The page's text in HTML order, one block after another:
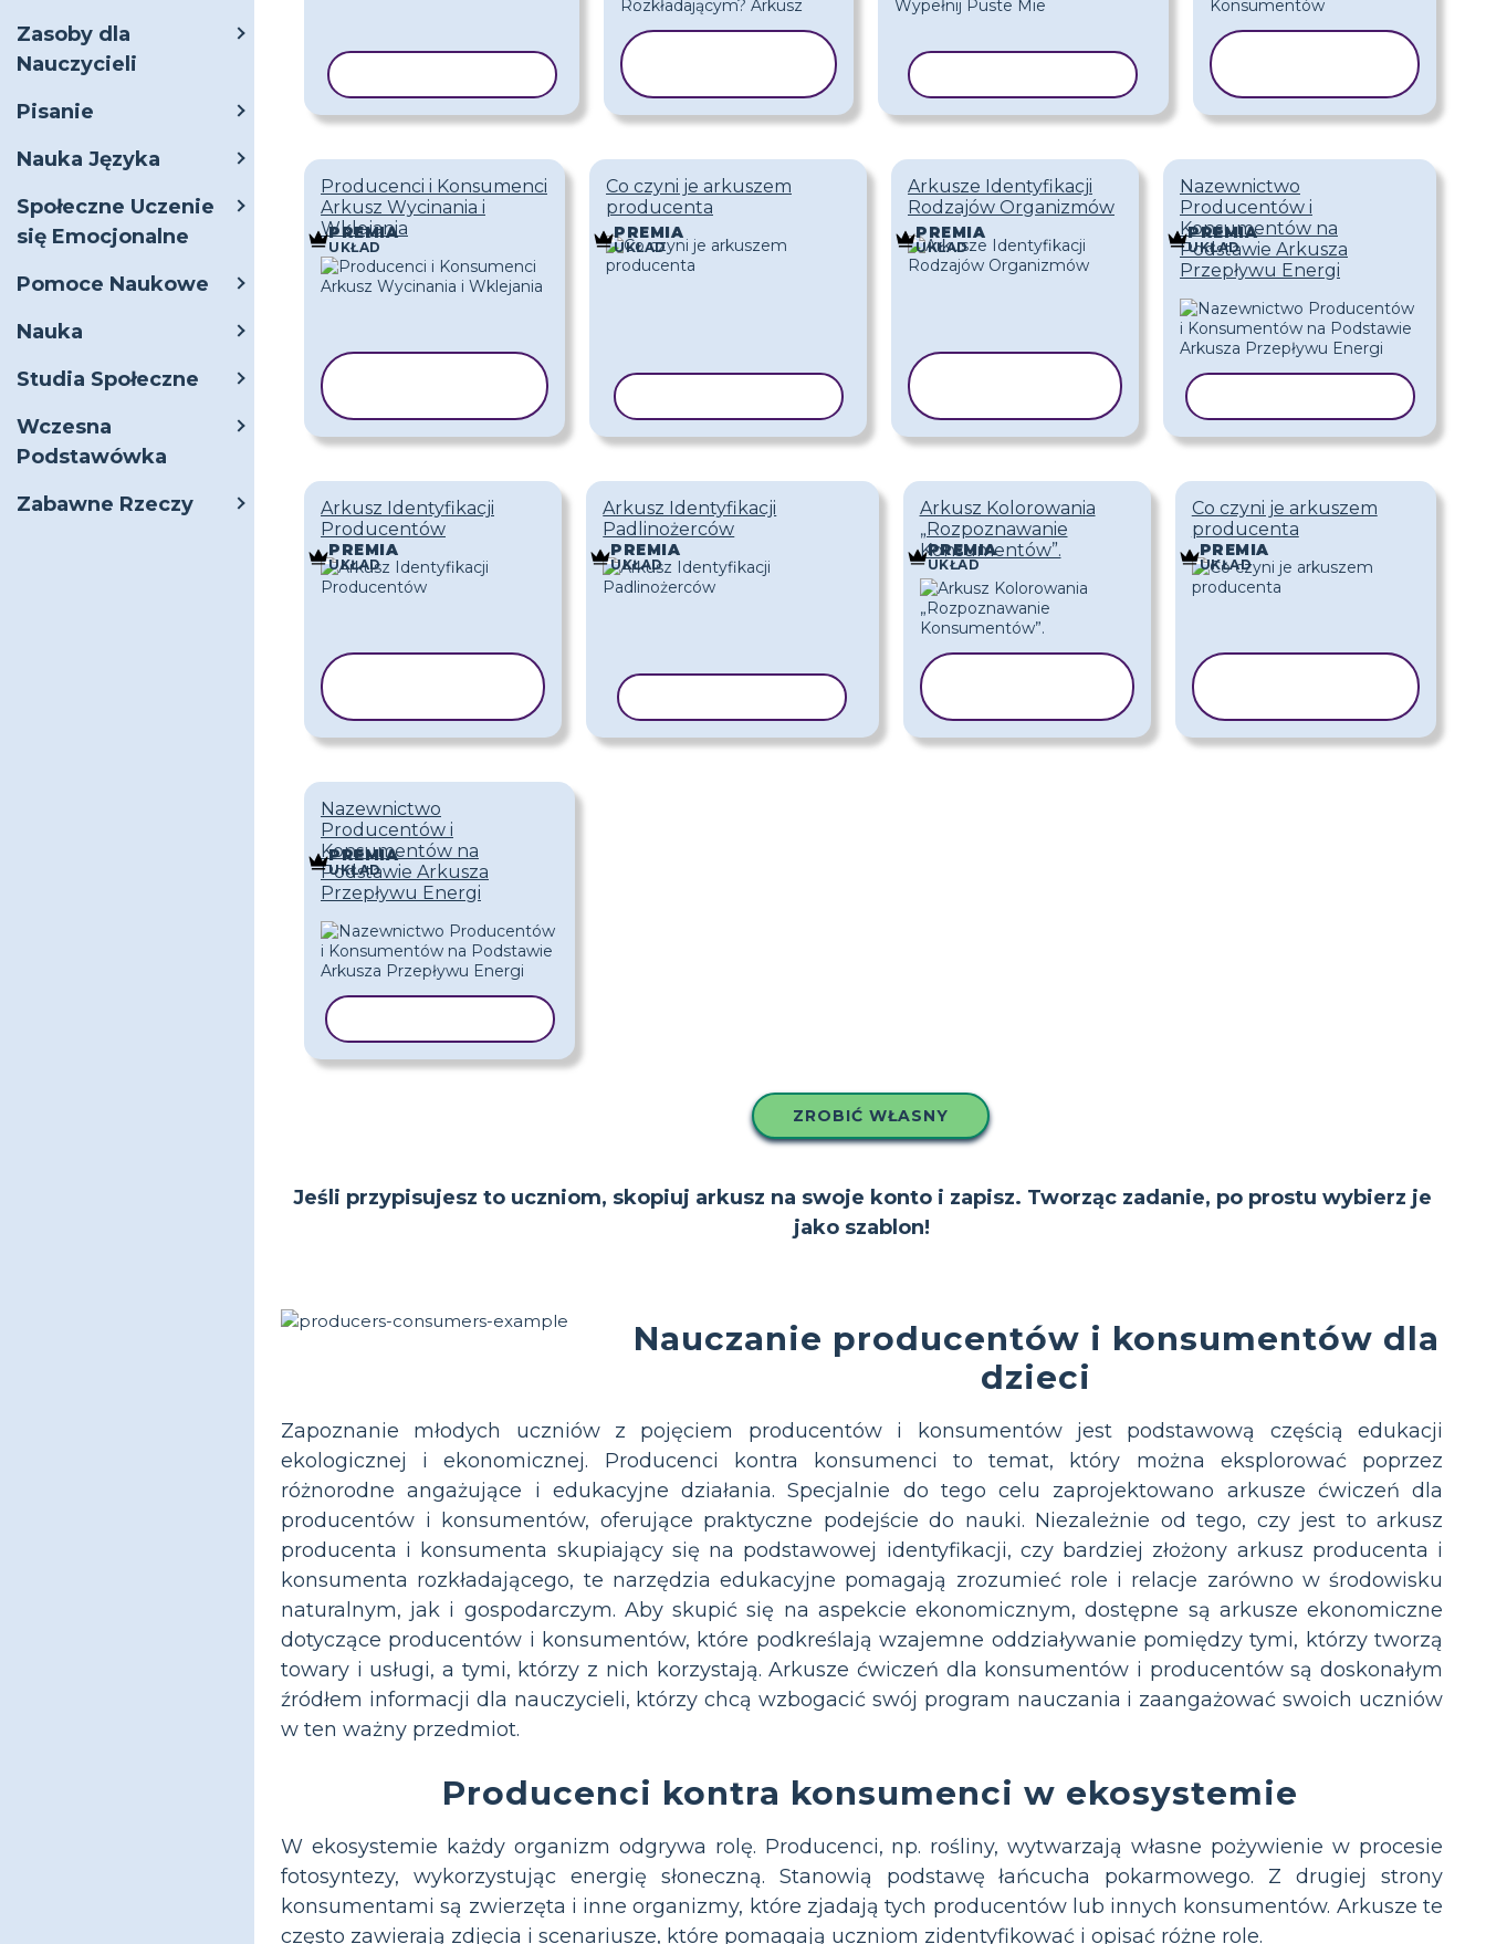
Zasoby dla
Nauczycieli
Pisanie
Nauka Języka
Społeczne Uczenie
się Emocjonalne
Pomoce Naukowe
Nauka
Studia Społeczne
Wczesna
Podstawówka
Zabawne Rzeczy
Producenci i Konsumenci
Arkusz Wycinania i
Wklejania
PREMIA
UKŁAD
Co czyni je arkuszem
producenta
PREMIA
UKŁAD
Arkusze Identyfikacji
Rodzajów Organizmów
PREMIA
UKŁAD
Nazewnictwo
Producentów i
Konsumentów na
Podstawie Arkusza
Przepływu Energi
PREMIA
UKŁAD
Arkusz Identyfikacji
Producentów
PREMIA
UKŁAD
Arkusz Identyfikacji
Padlinożerców
PREMIA
UKŁAD
Arkusz Kolorowania
„Rozpoznawanie
Konsumentów”.
PREMIA
UKŁAD
Co czyni je arkuszem
producenta
PREMIA
UKŁAD
Nazewnictwo
Producentów i
Konsumentów na
Podstawie Arkusza
Przepływu Energi
PREMIA
UKŁAD
ZROBIĆ WŁASNY
Jeśli przypisujesz to uczniom, skopiuj arkusz na swoje konto i zapisz. Tworząc zadanie, po prostu wybierz je
jako szablon!
Nauczanie producentów i konsumentów dla
dzieci
Zapoznanie młodych uczniów z pojęciem producentów i konsumentów jest podstawową częścią edukacji
ekologicznej i ekonomicznej. Producenci kontra konsumenci to temat, który można eksplorować poprzez
różnorodne angażujące i edukacyjne działania. Specjalnie do tego celu zaprojektowano arkusze ćwiczeń dla
producentów i konsumentów, oferujące praktyczne podejście do nauki. Niezależnie od tego, czy jest to arkusz
producenta i konsumenta skupiający się na podstawowej identyfikacji, czy bardziej złożony arkusz producenta i
konsumenta rozkładającego, te narzędzia edukacyjne pomagają zrozumieć role i relacje zarówno w środowisku
naturalnym, jak i gospodarczym. Aby skupić się na aspekcie ekonomicznym, dostępne są arkusze ekonomiczne
dotyczące producentów i konsumentów, które podkreślają wzajemne oddziaływanie pomiędzy tymi, którzy tworzą
towary i usługi, a tymi, którzy z nich korzystają. Arkusze ćwiczeń dla konsumentów i producentów są doskonałym
źródłem informacji dla nauczycieli, którzy chcą wzbogacić swój program nauczania i zaangażować swoich uczniów
w ten ważny przedmiot.
Producenci kontra konsumenci w ekosystemie
W ekosystemie każdy organizm odgrywa rolę. Producenci, np. rośliny, wytwarzają własne pożywienie w procesie
fotosyntezy, wykorzystując energię słoneczną. Stanowią podstawę łańcucha pokarmowego. Z drugiej strony
konsumentami są zwierzęta i inne organizmy, które zjadają tych producentów lub innych konsumentów. Arkusze te
często zawierają zdjęcia i scenariusze, które pomagają uczniom zidentyfikować i opisać różne role.